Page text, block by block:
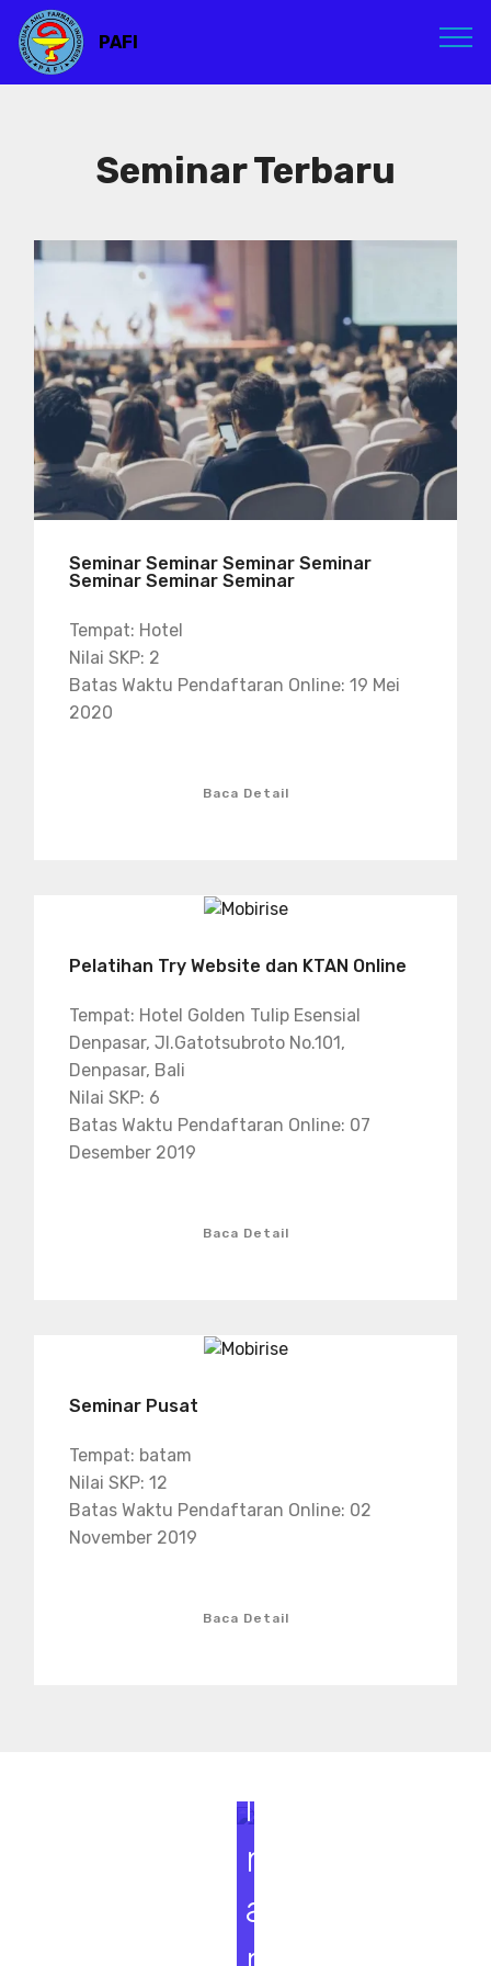
PAFI
Seminar Terbaru
Seminar Seminar Seminar Seminar
Seminar Seminar Seminar
Tempat: Hotel
Nilai SKP: 2
Batas Waktu Pendaftaran Online: 19 Mei
2020
Baca Detail
Pelatihan Try Website dan KTAN Online
Tempat: Hotel Golden Tulip Esensial
Denpasar, Jl.Gatotsubroto No.101,
Denpasar, Bali
Nilai SKP: 6
Batas Waktu Pendaftaran Online: 07
Desember 2019
Baca Detail
Seminar Pusat
Tempat: batam
Nilai SKP: 12
Batas Waktu Pendaftaran Online: 02
November 2019
Baca Detail
i
n
a